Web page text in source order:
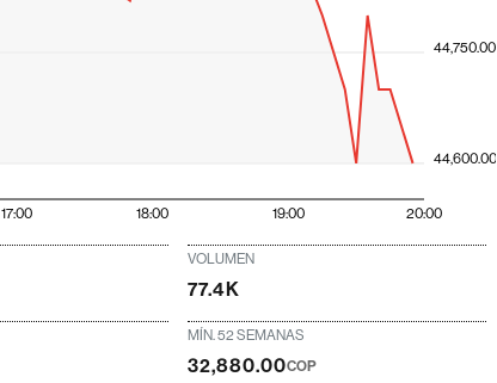
17:00 18:00 19:00 20:00
44,600.00
44,750.00
VOLUMEN
77.4K
MÍN. 52 SEMANAS
32,880.00COP